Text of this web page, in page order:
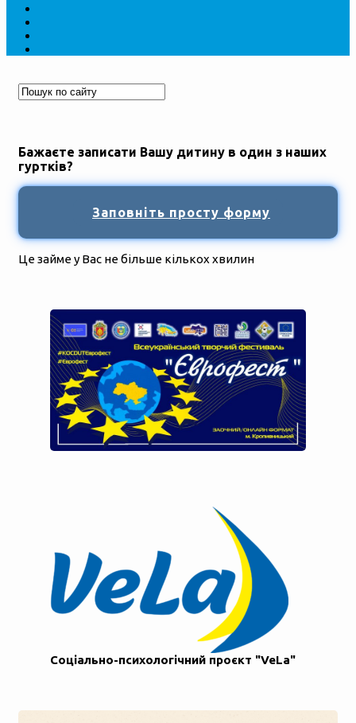
Бажаєте записати Вашу дитину в один з наших
гуртків?
Заповніть просту форму
Це займе у Вас не більше кількох хвилин
Соціально-психологічний проєкт "VeLa"